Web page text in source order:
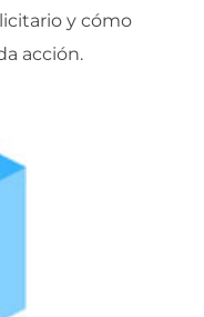
y cómo
acción.